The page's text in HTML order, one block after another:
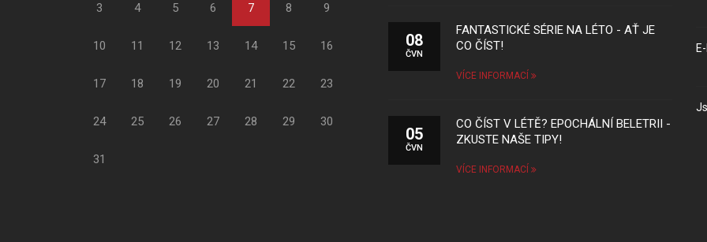
3 4 5 6 7 8 9
10 11 12 13 14 15 16
17 18 19 20 21 22 23
24 25 26 27 28 29 30
31
08
ČVN
FANTASTICKÉ SÉRIE NA LÉTO - AŤ JE
CO ČÍST!
VÍCE INFORMACÍ
05
ČVN
CO ČÍST V LÉTĚ? EPOCHÁLNÍ BELETRII -
ZKUSTE NAŠE TIPY!
VÍCE INFORMACÍ